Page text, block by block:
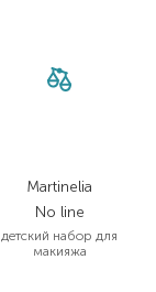
Martinelia
No line
детский набор для
макияжа